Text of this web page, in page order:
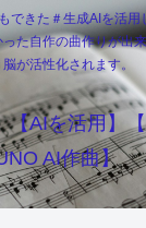
できた＃生成AIを活
た自作の曲作りが出
が活性化されます。
【AIを活用】
AI作曲】